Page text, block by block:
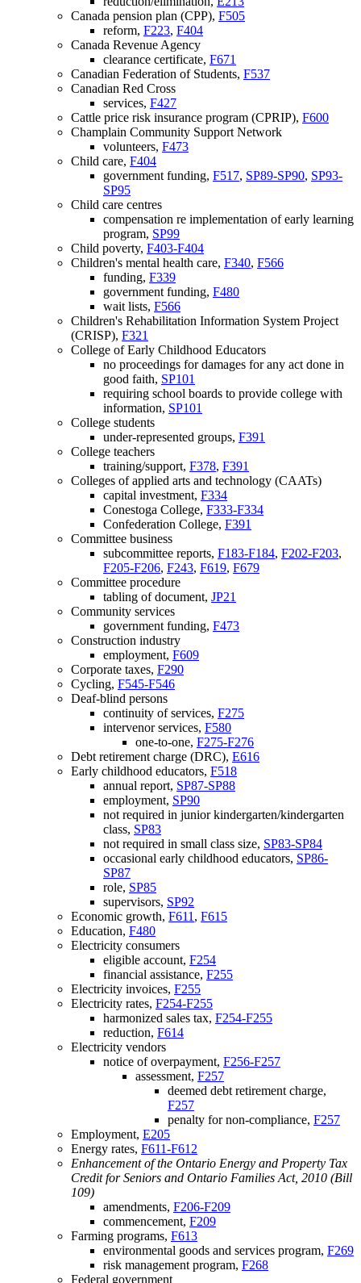
Canada pension plan (CPP), F505
reform, F223, F404
Canada Revenue Agency
clearance certificate, F671
Canadian Federation of Students, F537
Canadian Red Cross
services, F427
Cattle price risk insurance program (CPRIP), F600
Champlain Community Support Network
volunteers, F473
Child care, F404
government funding, F517, SP89-SP90, SP93-
SP95
Child care centres
compensation re implementation of early learning
program, SP99
Child poverty, F403-F404
Children's mental health care, F340, F566
funding, F339
government funding, F480
wait lists, F566
Children's Rehabilitation Information System Project
(CRISP), F321
College of Early Childhood Educators
no proceedings for damages for any act done in
good faith, SP101
requiring school boards to provide college with
information, SP101
College students
under-represented groups, F391
College teachers
training/support, F378, F391
Colleges of applied arts and technology (CAATs)
capital investment, F334
Conestoga College, F333-F334
Confederation College, F391
Committee business
subcommittee reports, F183-F184, F202-F203,
F205-F206, F243, F619, F679
Committee procedure
tabling of document, JP21
Community services
government funding, F473
Construction industry
employment, F609
Corporate taxes, F290
Cycling, F545-F546
Deaf-blind persons
continuity of services, F275
intervenor services, F580
one-to-one, F275-F276
Debt retirement charge (DRC), E616
Early childhood educators, F518
annual report, SP87-SP88
employment, SP90
not required in junior kindergarten/kindergarten
class, SP83
not required in small class size, SP83-SP84
occasional early childhood educators, SP86-
SP87
role, SP85
supervisors, SP92
Economic growth, F611 , F615
Education, F480
Electricity consumers
eligible account, F254
financial assistance, F255
Electricity invoices, F255
Electricity rates, F254-F255
harmonized sales tax, F254-F255
reduction, F614
Electricity vendors
notice of overpayment, F256-F257
assessment, F257
deemed debt retirement charge,
F257
penalty for non-compliance, F257
Employment, E205
Energy rates, F611-F612
Enhancement of the Ontario Energy and Property Tax
Credit for Seniors and Ontario Families Act, 2010 (Bill
109)
amendments, F206-F209
commencement, F209
Farming programs, F613
environmental goods and services program, F269
risk management program, F268
Federal government